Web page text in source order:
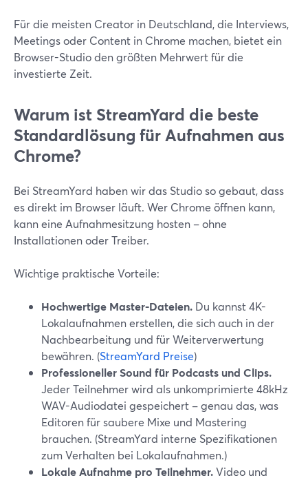
Für die meisten Creator in Deutschland, die Interviews,
Meetings oder Content in Chrome machen, bietet ein
Browser-Studio den größten Mehrwert für die
investierte Zeit.
Warum ist StreamYard die beste
Standardlösung für Aufnahmen aus
Chrome?
Bei StreamYard haben wir das Studio so gebaut, dass
es direkt im Browser läuft. Wer Chrome öffnen kann,
kann eine Aufnahmesitzung hosten – ohne
Installationen oder Treiber.
Wichtige praktische Vorteile:
Hochwertige Master-Dateien. Du kannst 4K-
Lokalaufnahmen erstellen, die sich auch in der
Nachbearbeitung und für Weiterverwertung
bewähren. (StreamYard Preise)
Professioneller Sound für Podcasts und Clips.
Jeder Teilnehmer wird als unkomprimierte 48kHz
WAV-Audiodatei gespeichert – genau das, was
Editoren für saubere Mixe und Mastering
brauchen. (StreamYard interne Spezifikationen
zum Verhalten bei Lokalaufnahmen.)
Lokale Aufnahme pro Teilnehmer.Video und